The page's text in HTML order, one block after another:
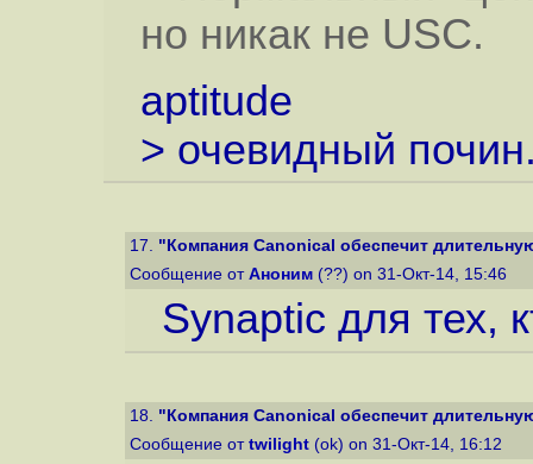
но никак не USC.
aptitude
> очевидный
17. "Компания Canonical обеспечит
Сообщение от Аноним (??) on 31-Окт-14, 15:46
Synaptic для тех,
18. "Компания Canonical обеспечит
Сообщение от twilight (ok) on 31-Окт-14, 16:12